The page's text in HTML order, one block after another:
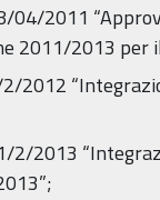
2011
2011/2013 per
2012
2013